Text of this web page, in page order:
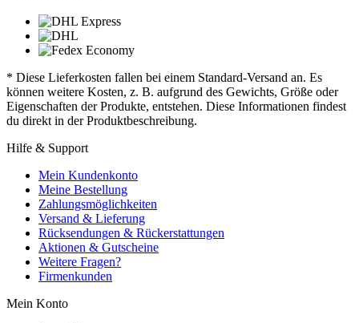
* Diese Lieferkosten fallen bei einem Standard-Versand an. Es
können weitere Kosten, z. B. aufgrund des Gewichts, Größe oder
Eigenschaften der Produkte, entstehen. Diese Informationen findest
du direkt in der Produktbeschreibung.
Hilfe & Support
Mein Kundenkonto
Meine Bestellung
Zahlungsmöglichkeiten
Versand & Lieferung
Rücksendungen & Rückerstattungen
Aktionen & Gutscheine
Weitere Fragen?
Firmenkunden
Mein Konto